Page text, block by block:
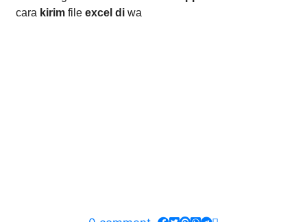
cara kirim file excel di wa